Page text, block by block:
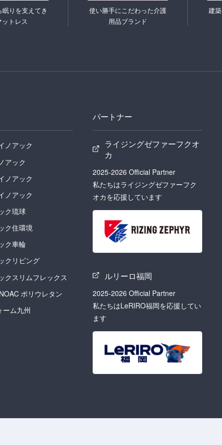
りを支えてき
ットレス
使い勝手にこだわった介護
用品ブランド
建
ノアック
アック
ノアック
ノアック
ク琉球
ク住環境
ク車輪
クリビング
クスリムフレックス
ポリウレタン
ーム九州
パートナー
ライジングゼファーフクオ
カ
2025-2026 Official Partner
私たちはライジングゼファーフク
オカを応援しています
ルリーロ福岡
2025-2026 Official Partner
私たちはLeRIRO福岡を応援してい
ます